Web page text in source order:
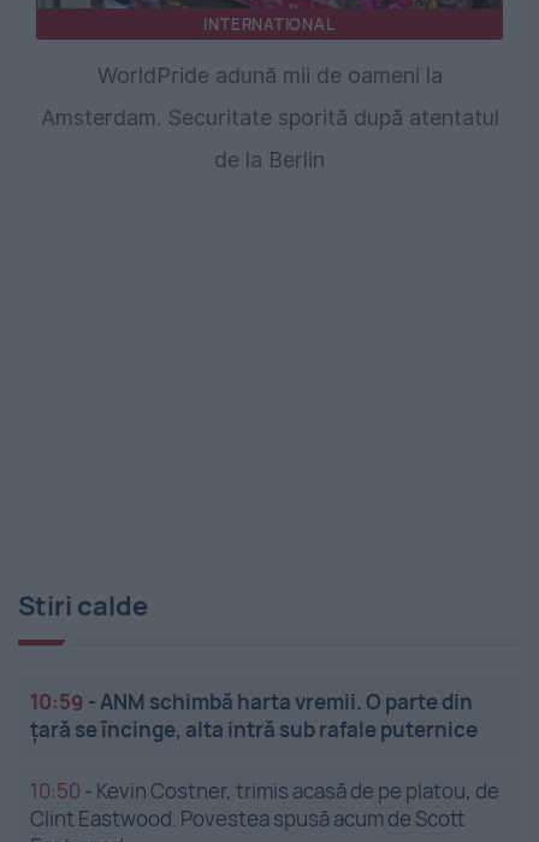
INTERNATIONAL
WorldPride adună mii de oameni la
Amsterdam. Securitate sporită după atentatul
de la Berlin
Stiri calde
10:59 -ANM schimbă harta vremii. O parte din
țară se încinge, alta intră sub rafale puternice
10:50 - Kevin Costner, trimis acasă de pe platou, de
Clint Eastwood. Povestea spusă acum de Scott